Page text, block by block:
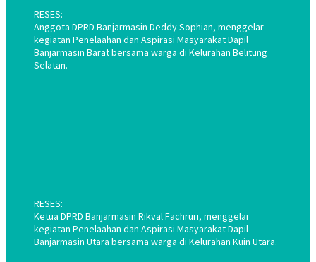
RESES:
Anggota DPRD Banjarmasin Deddy Sophian, menggelar
kegiatan Penelaahan dan Aspirasi Masyarakat Dapil
Banjarmasin Barat bersama warga di Kelurahan Belitung
Selatan.
RESES:
Ketua DPRD Banjarmasin Rikval Fachruri, menggelar
kegiatan Penelaahan dan Aspirasi Masyarakat Dapil
Banjarmasin Utara bersama warga di Kelurahan Kuin Utara.